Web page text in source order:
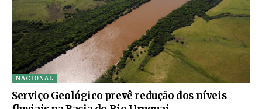
NACIONAL
Serviço Geológico prevê redução dos níveis